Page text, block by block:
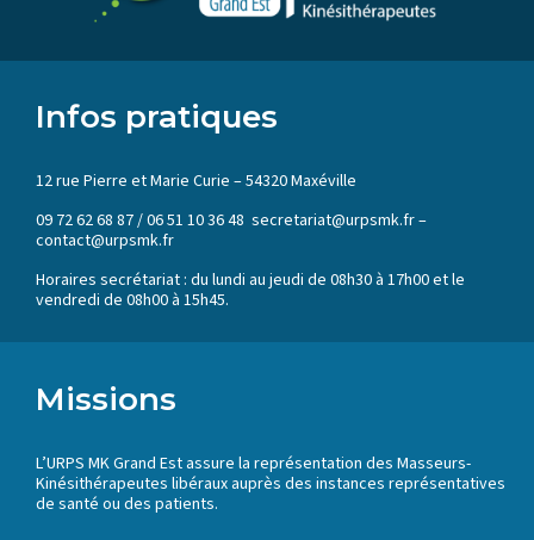
Infos pratiques
12 rue Pierre et Marie Curie – 54320 Maxéville
09 72 62 68 87 / 06 51 10 36 48 secretariat@urpsmk.fr –
contact@urpsmk.fr
Horaires secrétariat : du lundi au jeudi de 08h30 à 17h00 et le
vendredi de 08h00 à 15h45.
Missions
L’URPS MK Grand Est assure la représentation des Masseurs-
Kinésithérapeutes libéraux auprès des instances représentatives
de santé ou des patients.